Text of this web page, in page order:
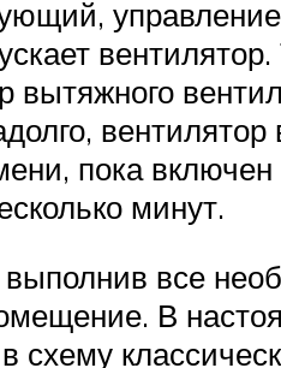
вентилятор.
вытяжного
вентилятор
пока включен
минут.
все
В